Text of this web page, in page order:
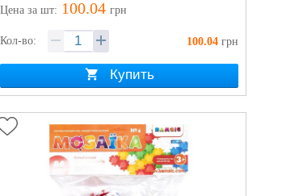
Ценаза шт: 100.04 грн
Кол-во: 100.04 грн
Купить